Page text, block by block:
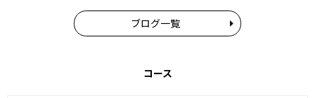
ブログ一覧
コース